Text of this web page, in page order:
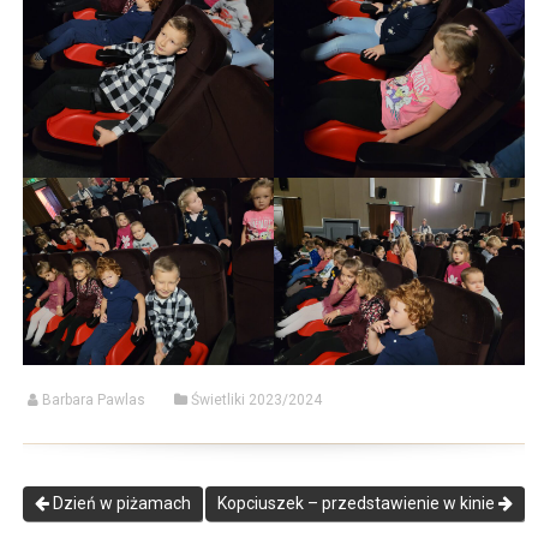
Barbara Pawlas Świetliki 2023/2024
Dzień w piżamach Kopciuszek – przedstawienie w kinie